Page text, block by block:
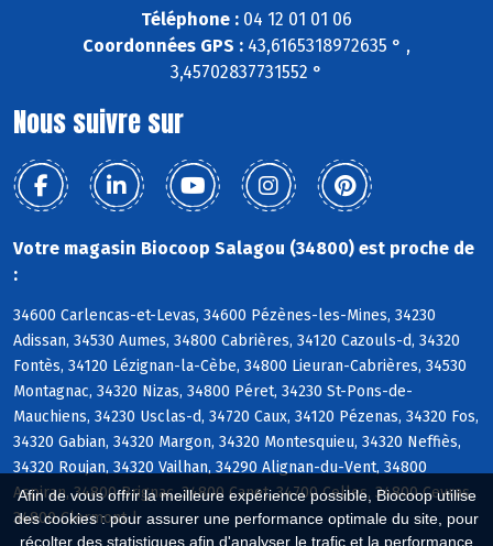
Afin de vous offrir la meilleure expérience possible, Biocoop utilise
des cookies : pour assurer une performance optimale du site, pour
récolter des statistiques afin d'analyser le trafic et la performance
Téléphone : 04 12 01 01 06
Coordonnées GPS : 43,6165318972635 ° ,
3,45702837731552 °
Nous suivre sur
Votre magasin Biocoop Salagou (34800) est proche de
:
34600 Carlencas-et-Levas, 34600 Pézènes-les-Mines, 34230
Adissan, 34530 Aumes, 34800 Cabrières, 34120 Cazouls-d, 34320
Fontès, 34120 Lézignan-la-Cèbe, 34800 Lieuran-Cabrières, 34530
Montagnac, 34320 Nizas, 34800 Péret, 34230 St-Pons-de-
Mauchiens, 34230 Usclas-d, 34720 Caux, 34120 Pézenas, 34320 Fos,
34320 Gabian, 34320 Margon, 34320 Montesquieu, 34320 Neffiès,
34320 Roujan, 34320 Vailhan, 34290 Alignan-du-Vent, 34800
Aspiran, 34800 Brignac, 34800 Canet, 34700 Celles, 34800 Ceyras,
34800 Clermont-l